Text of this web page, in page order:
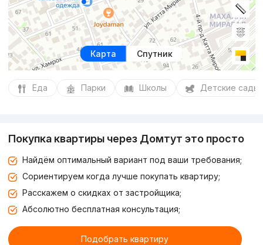
Карта Спутник
Еда Парки Школы Детские сады
Покупка квартиры через Домтут это просто
Найдём оптимальный вариант под ваши требования;
Сориентируем когда лучше покупать квартиру;
Расскажем о скидках от застройщика;
Абсолютно бесплатная консультация;
Подобрать квартиру